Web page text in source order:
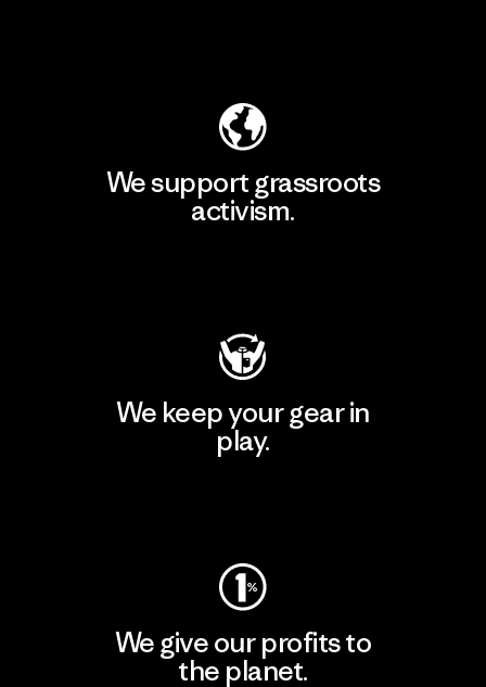
We support grassroots
activism.
We keep your gear in
play.
We give our profits to
the planet.